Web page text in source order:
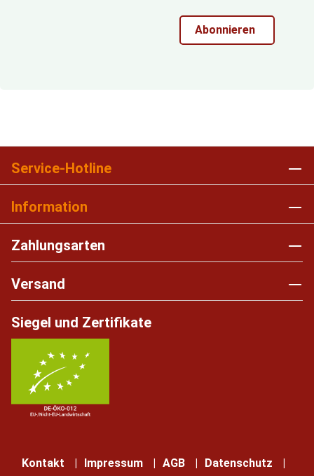
Abonnieren
Service-Hotline
Information
Zahlungsarten
Versand
Siegel und Zertifikate
Kontakt Impressum AGB Datenschutz